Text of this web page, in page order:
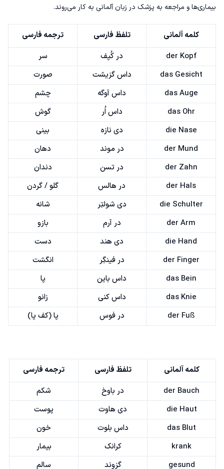
بیماری‌ها و مراجعه به پزشک در زبان آلمانی به کار می‌روند.
کلمه آلمانی تلفظ فارسی
ترجمه فارسی
der Kopf
در کُپف
سر
das Gesicht
داس گزیشت
صورت
das Auge
داس آوگه
چشم
das Ohr
داس اُر
گوش
die Nase
دی نازه
بینی
der Mund
در موند
دهان
der Zahn
در تسن
دندان
der Hals
در هالس
گلو / گردن
die Schulter
دی شولتِر
شانه
der Arm
در آرم
بازو
die Hand
دی هند
دست
der Finger
در فینگِر
انگشت
das Bein
داس باین
پا
das Knie
داس کنی
زانو
der Fuß
در فوس پا (کف پا)
کلمه آلمانی تلفظ فارسی
ترجمه فارسی
der Bauch
در باوخ
شکم
die Haut
دی هاوت
پوست
das Blut
داس بلوت
خون
krank
کرانک
بیمار
gesund
گزوند
سالم